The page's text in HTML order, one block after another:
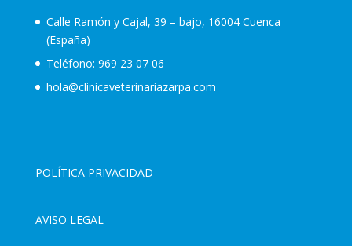
Calle Ramón y Cajal, 39 – bajo, 16004 Cuenca
(España)
Teléfono: 969 23 07 06
hola@clinicaveterinariazarpa.com
POLÍTICA PRIVACIDAD
AVISO LEGAL